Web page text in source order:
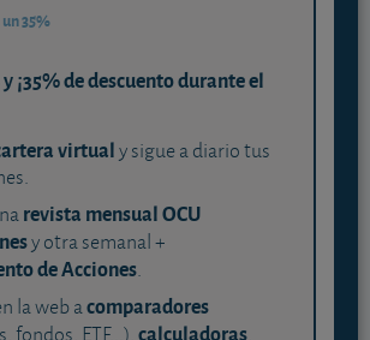
35%
¡35% de descuento durante el
virtualy sigue a diario tus
revista mensual OCU
y otra semanal +
de Acciones.
la web acomparadores
fondos, ETF...),calculadoras,